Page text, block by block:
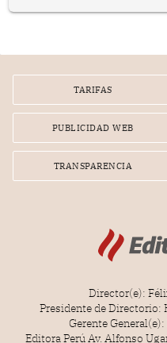
TARIFAS
PUBLICIDAD WEB
TRANSPARENCIA
Director(e):
Presidente de Directorio:
Gerente
Editora Perú Av. Alfonso